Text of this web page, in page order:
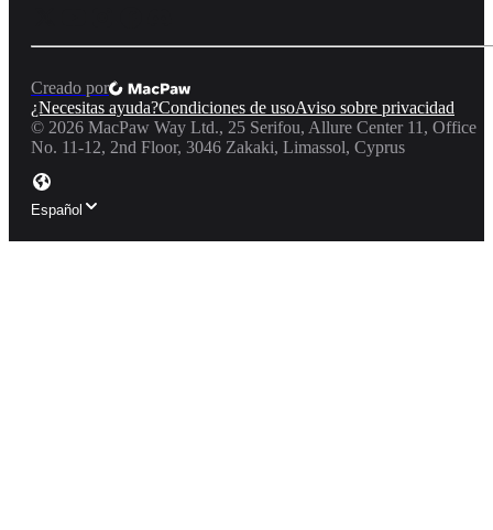
Creado por
¿Necesitas ayuda?Condiciones de usoAviso sobre privacidad
© 2026 MacPaw Way Ltd., 25 Serifou, Allure Center 11, Office
No. 11-12, 2nd Floor, 3046 Zakaki, Limassol, Cyprus
Español